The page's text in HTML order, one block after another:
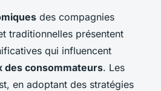
des compagnies
traditionnelles présentent
qui influencent
des consommateurs. Les
en adoptant des stratégies